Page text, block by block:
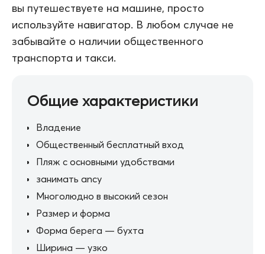
вы путешествуете на машине, просто
используйте навигатор. В любом случае не
забывайте о наличии общественного
транспорта и такси.
Общие характеристики
Владение
Общественный бесплатный вход
Пляж с основными удобствами
занимать ancy
Многолюдно в высокий сезон
Размер и форма
Форма берега — бухта
Ширина — узко